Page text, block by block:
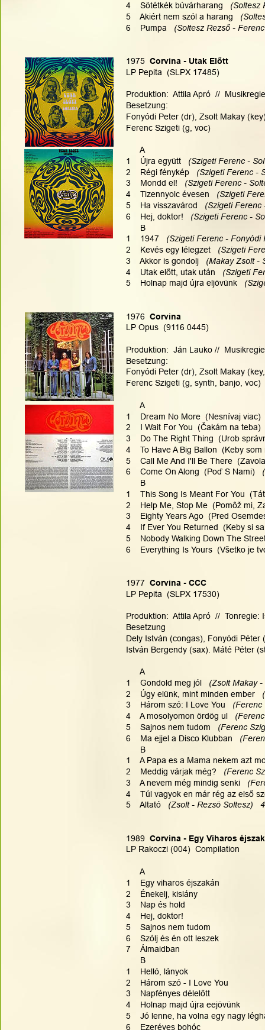
4    Sötétkék búvárharang
(Soltesz
5    Akiért nem szól a harang
6    Pumpa (Soltesz Rezső -
1975 Corvina - Utak Előtt
LP Pepita  (SLPX 17485)
Produktion:  Attila Apró  //
Besetzung:
Fonyódi Peter (dr), Zsolt Makay
Ferenc Szigeti (g, voc)
      A
1    Újra együtt
(Szigeti Ferenc -
2    Régi fénykép
(Szigeti Ferenc -
3    Mondd el!
(Szigeti Ferenc -
4    Tizennyolc évesen
(Szigeti
5    Ha visszavárod
(Szigeti
6    Hej, doktor!
(Szigeti Ferenc -
      B
1    1947
(Szigeti Ferenc - Fonyódi
2    Kevés egy lélegzet
(Szigeti
3    Akkor is gondolj
(Makay Zsolt -
4    Utak előtt, utak után
(Szigeti
5    Holnap majd újra eljövünk
1976
  Corvina
LP Opus  (9116 0445)
Produktion:  Ján Lauko //
Besetzung:
Fonyódi Peter (dr), Zsolt Makay
Ferenc Szigeti (g, synth, banjo, voc)
      A
1    Dream No More  (Nesnívaj viac)
2    I Wait For You  (Čakám na teba)
3    Do The Right Thing  (Urob
4    To Have A Big Ballon  (Keby
5    Call Me And I'll Be There
6    Come On Along  (Poď S Nami)
      B
1    This Song Is Meant For You
2    Help Me, Stop Me  (Pomôž mi,
3    Eighty Years Ago  (Pred
4    If Ever You Returned  (Keby si
5    Nobody Walking Down The
6    Everything Is Yours  (Všetko je
1977
  Corvina - CCC
LP Pepita  (SLPX 17530)
Produktion:  Attila Apró  //
Besetzung
Dely István (congas), Fonyódi
István Bergendy (sax). Máté Péter
      A
1    Gondold meg jól
(Zsolt Makay
2    Úgy elünk, mint minden ember
3    Három szó: I Love You (Ferenc
4    A mosolyomon ördög ul
(Ferenc
5    Sajnos nem tudom
(Ferenc
6    Ma ejjel a Disco Klubban
      B
1    A Papa es a Mama nekem azt
2    Meddig várjak még? (Ferenc
3    A nevem még mindig senki
4    Túl vagyok en már rég az első
5    Altató (Zsolt - Rezsö Soltesz)
1989 Corvina - Egy Viharos
LP Rakoczi (004)  Compilation
      A
1    Egy viharos éjszakán
2    Énekelj, kislány
3    Nap és hold
4    Hej, doktor!
5    Sajnos nem tudom
6    Szólj és én ott leszek
7    Álmaidban
      B
1    Helló, lányok
2    Három szó - I Love You
3    Napfényes délelőtt
4    Holnap majd újra eejövünk
5    Jó lenne, ha volna egy nagy
6    Ezeréves bohóc